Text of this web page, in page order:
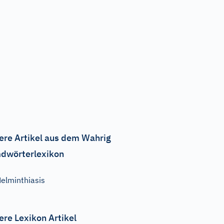
Artikel aus dem Wahrig
Lexikon Artikel